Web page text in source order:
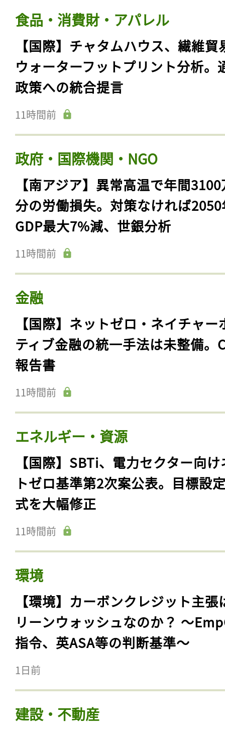
食品・消費財・アパレル
【国際】チャタムハウス、繊維貿
ウォーターフットプリント分析。
政策への統合提言
11時間前
政府・国際機関・NGO
【南アジア】異常高温で年間
分の労働損失。対策なければ
GDP最大7%減、世銀分析
11時間前
金融
【国際】ネットゼロ・ネイチャー
ティブ金融の統一手法は未整備。
報告書
11時間前
エネルギー・資源
【国際】SBTi、電力セクター向
トゼロ基準第2次案公表。目標設
式を大幅修正
11時間前
環境
【環境】カーボンクレジット主張
リーンウォッシュなのか？ 〜
指令、英ASA等の判断基準〜
1日前
建設・不動産